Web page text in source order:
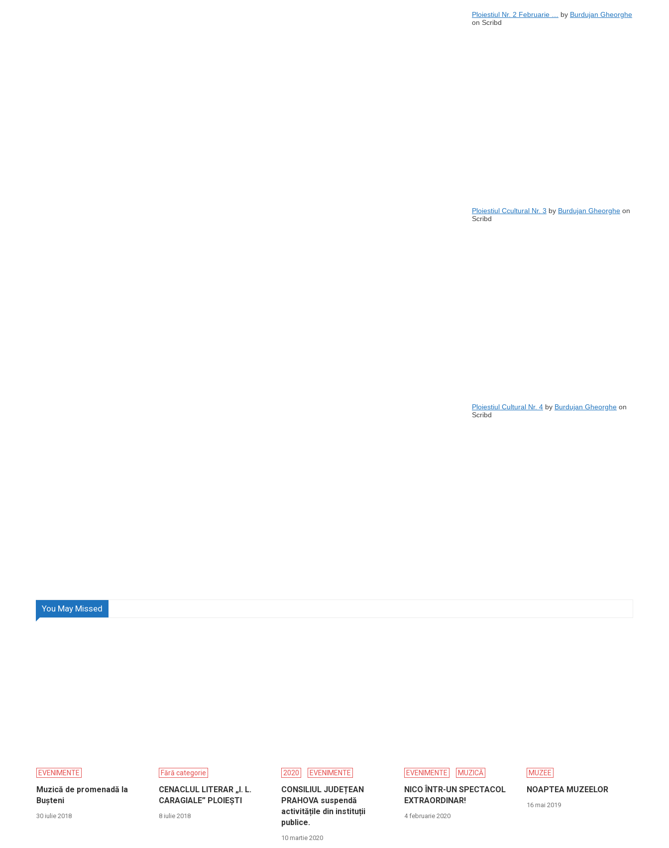
Ploiestiul Nr. 2 Februarie … by Burdujan Gheorghe
on Scribd
Ploiestiul Ccultural Nr. 3 by Burdujan Gheorghe on
Scribd
Ploiestiul Cultural Nr. 4 by Burdujan Gheorghe on
Scribd
You May Missed
EVENIMENTE
Muzică de promenadă la
Bușteni
30 iulie 2018
Fără categorie
CENACLUL LITERAR „I. L.
CARAGIALE” PLOIEȘTI
8 iulie 2018
2020 EVENIMENTE
CONSILIUL JUDEȚEAN
PRAHOVA suspendă
activitățile din instituții
publice.
10 martie 2020
EVENIMENTE MUZICĂ
NICO ÎNTR-UN SPECTACOL
EXTRAORDINAR!
4 februarie 2020
MUZEE
NOAPTEA MUZEELOR
16 mai 2019